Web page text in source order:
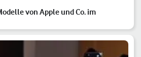
von Apple und Co. im